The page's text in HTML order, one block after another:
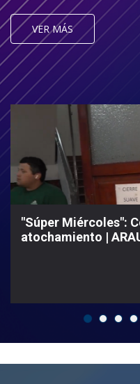
VER MÁS
"Súper Miércoles":
atochamiento |